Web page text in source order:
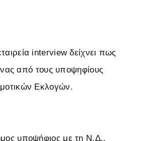
interview δείχνει πως
από τους υποψηφίους
Εκλογών.
υποψήφιος με τη Ν.Δ.,